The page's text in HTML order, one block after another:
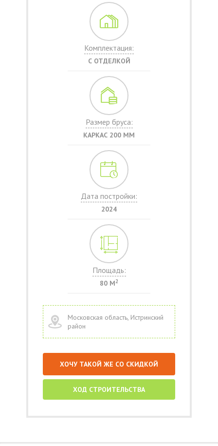
Комплектация:
С ОТДЕЛКОЙ
Размер бруса:
КАРКАС 200 ММ
Дата постройки:
2024
Площадь:
80 М2
Московская область, Истринский
район
ХОЧУ ТАКОЙ ЖЕ СО СКИДКОЙ
ХОД СТРОИТЕЛЬСТВА